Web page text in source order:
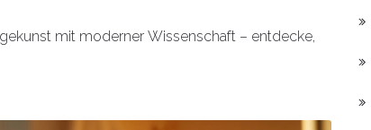
mit moderner Wissenschaft – entdecke,